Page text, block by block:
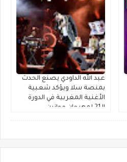
عبد الله الداودي يصنع الحدث
بمنصة سلا ويؤكد شعبية
الأغنية المغربية في الدورة
الـ21 لمهرجان موازين